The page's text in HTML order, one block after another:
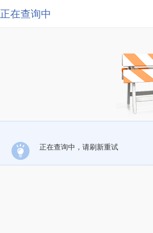
正在查询中
正在查询中，请刷新重试